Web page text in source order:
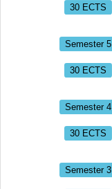
30 ECTS
Semester 5
30 ECTS
Semester 4
30 ECTS
Semester 3